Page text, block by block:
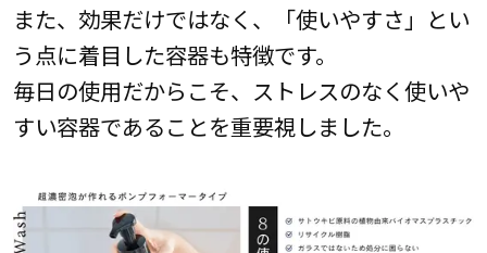
また、効果だけではなく、「使いやすさ」とい
う点に着目した容器も特徴です。
毎日の使用だからこそ、ストレスのなく使いや
すい容器であることを重要視しました。